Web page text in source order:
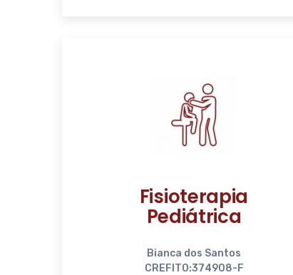
Fisioterapia
Pediátrica
Bianca dos Santos
CREFITO:374908-F